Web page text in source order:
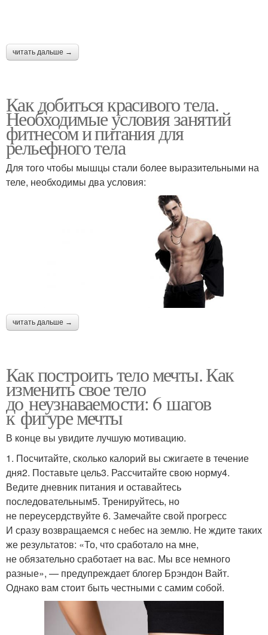
читать дальше →
Как добиться красивого тела.
Необходимые условия занятий
фитнесом и питания для
рельефного тела
Для того чтобы мышцы стали более выразительными на
теле, необходимы два условия:
читать дальше →
Как построить тело мечты. Как
изменить свое тело
до неузнаваемости: 6 шагов
к фигуре мечты
В конце вы увидите лучшую мотивацию.
1. Посчитайте, сколько калорий вы сжигаете в течение
дня2. Поставьте цель3. Рассчитайте свою норму4.
Ведите дневник питания и оставайтесь
последовательным5. Тренируйтесь, но
не переусердствуйте 6. Замечайте свой прогресс
И сразу возвращаемся с небес на землю. Не ждите таких
же результатов: «То, что сработало на мне,
не обязательно сработает на вас. Мы все немного
разные», — предупреждает блогер Брэндон Вайт.
Однако вам стоит быть честными с самим собой.